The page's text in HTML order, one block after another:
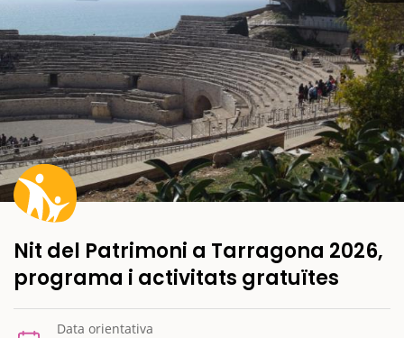
Nit del Patrimoni a Tarragona 2026,
programa i activitats gratuïtes
Data orientativa